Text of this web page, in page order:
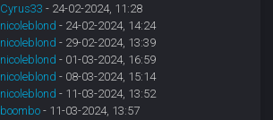
Cyrus33 - 24-02-2024, 11:28
nicoleblond - 24-02-2024, 14:24
nicoleblond - 29-02-2024, 13:39
nicoleblond - 01-03-2024, 16:59
nicoleblond - 08-03-2024, 15:14
nicoleblond - 11-03-2024, 13:52
boombo - 11-03-2024, 13:57